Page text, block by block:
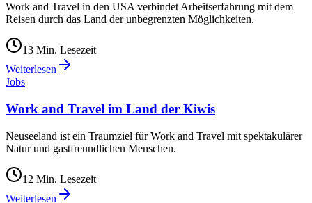
Work and Travel in den USA verbindet Arbeitserfahrung mit dem
Reisen durch das Land der unbegrenzten Möglichkeiten.
13 Min. Lesezeit
Weiterlesen
Jobs
Work and Travel im Land der Kiwis
Neuseeland ist ein Traumziel für Work and Travel mit spektakulärer
Natur und gastfreundlichen Menschen.
12 Min. Lesezeit
Weiterlesen